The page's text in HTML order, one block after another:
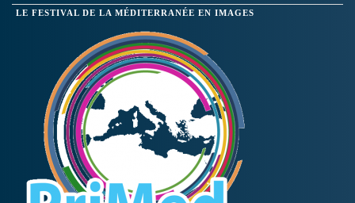
LE FESTIVAL DE LA MÉDITERRANÉE EN IMAGES